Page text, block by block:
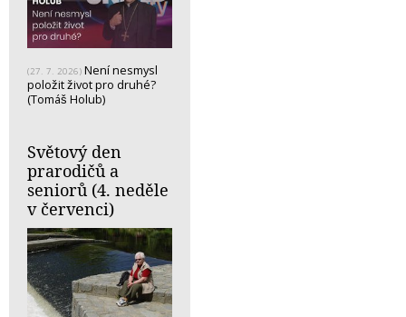
(27. 7. 2026) Není nesmysl
položit život pro druhé?
(Tomáš Holub)
Světový den
prarodičů a
seniorů (4. neděle
v červenci)